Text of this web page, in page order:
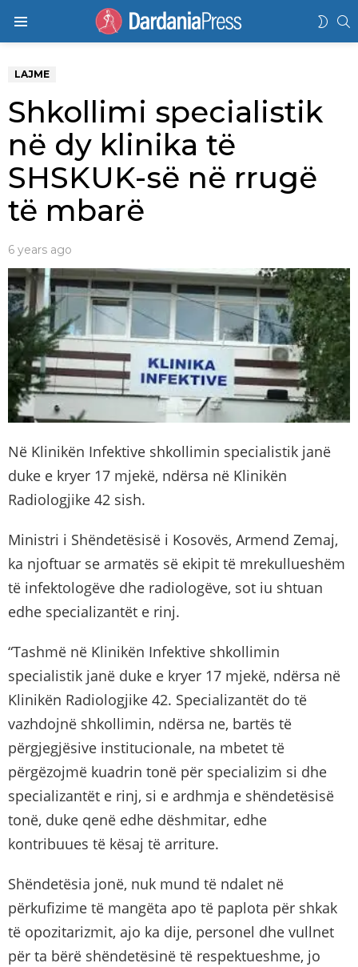
LAJME
Shkollimi specialistik
në dy klinika të
SHSKUK-së në rrugë
të mbarë
6 years ago
Në Klinikën Infektive shkollimin specialistik janë
duke e kryer 17 mjekë, ndërsa në Klinikën
Radiologjike 42 sish.
Ministri i Shëndetësisë i Kosovës, Armend Zemaj,
ka njoftuar se armatës së ekipit të mrekullueshëm
të infektologëve dhe radiologëve, sot iu shtuan
edhe specializantët e rinj.
“Tashmë në Klinikën Infektive shkollimin
specialistik janë duke e kryer 17 mjekë, ndërsa në
Klinikën Radiologjike 42. Specializantët do të
vazhdojnë shkollimin, ndërsa ne, bartës të
përgjegjësive institucionale, na mbetet të
përgëzojmë kuadrin tonë për specializim si dhe
specializantët e rinj, si e ardhmja e shëndetësisë
tonë, duke qenë edhe dëshmitar, edhe
kontribuues të kësaj të arriture.
Shëndetësia jonë, nuk mund të ndalet në
përkufizime të mangëta apo të paplota për shkak
të opozitarizmit, ajo ka dije, personel dhe vullnet
për ta bërë shëndetësinë të respektueshme, jo